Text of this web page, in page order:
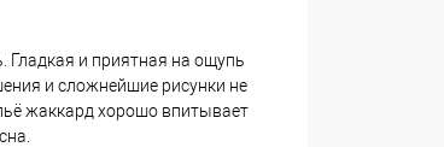
Гладкая и приятная на ощупь
и сложнейшие рисунки не
жаккард хорошо впитывает